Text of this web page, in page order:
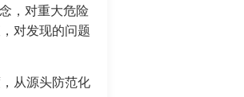
，对重大危险
对发现的问题
从源头防范化